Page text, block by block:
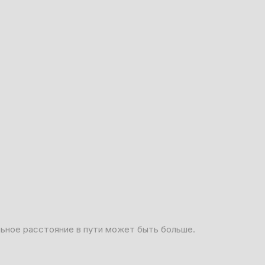
расстояние в пути может быть больше.